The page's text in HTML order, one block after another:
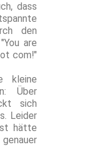
dass
den
are
com!"
kleine
Über
sich
Leider
hätte